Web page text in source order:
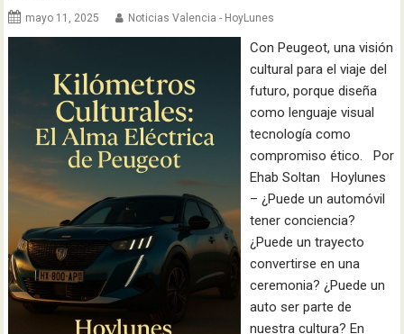
mayo 11, 2025 Noticias Valencia - HoyLunes
Con Peugeot, una visión
cultural para el viaje del
futuro, porque diseña
como lenguaje visual
tecnología como
compromiso ético. Por
Ehab Soltan Hoylunes
– ¿Puede un automóvil
tener conciencia?
¿Puede un trayecto
convertirse en una
ceremonia? ¿Puede un
auto ser parte de
nuestra cultura? En